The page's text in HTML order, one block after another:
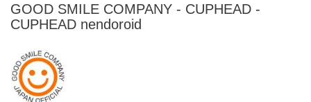
GOOD SMILE COMPANY - CUPHEAD -
CUPHEAD nendoroid